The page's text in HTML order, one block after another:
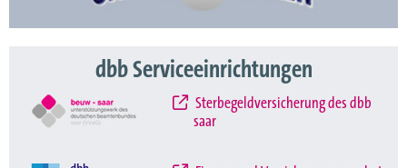
dbb Serviceeinrichtungen
Sterbegeldversicherung des dbb
saar